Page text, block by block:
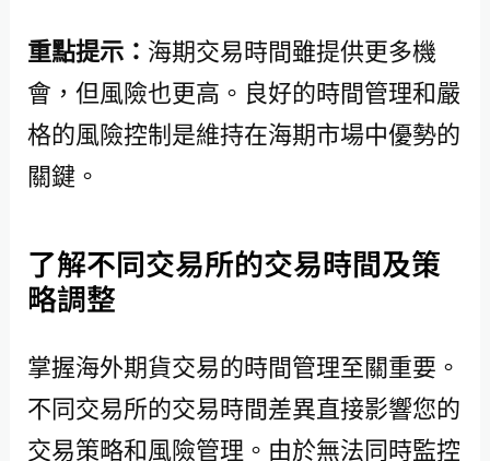
重點提示： 海期交易時間雖提供更多機
會，但風險也更高。良好的時間管理和嚴
格的風險控制是維持在海期市場中優勢的
關鍵。
了解不同交易所的交易時間及策
略調整
掌握海外期貨交易的時間管理至關重要。
不同交易所的交易時間差異直接影響您的
交易策略和風險管理。由於無法同時監控